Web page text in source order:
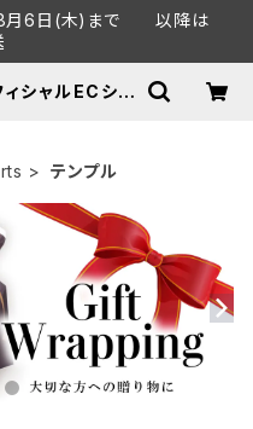
8月6日(木)まで 以降は
シャルECショ
テンプル